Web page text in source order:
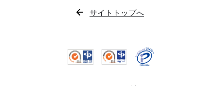
サイトトップへ